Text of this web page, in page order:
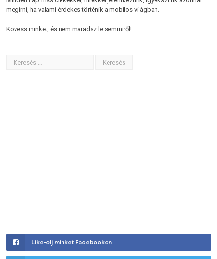
megírni, ha valami érdekes történik a mobilos világban.
Kövess minket, és nem maradsz le semmiről!
Like-olj minket Facebookon